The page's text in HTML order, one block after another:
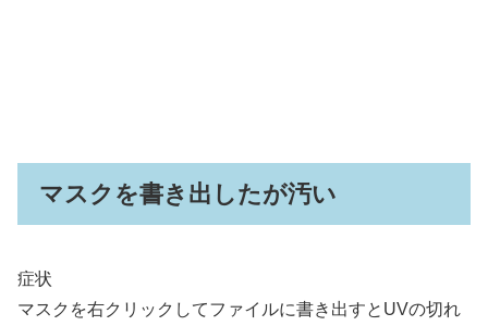
マスクを書き出したが汚い
症状
マスクを右クリックしてファイルに書き出すとUVの切れ